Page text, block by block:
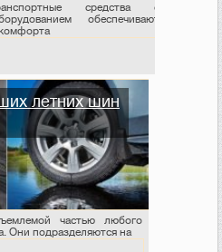
средства с
обеспечивают
летних шин
частью любого
Они подразделяются на